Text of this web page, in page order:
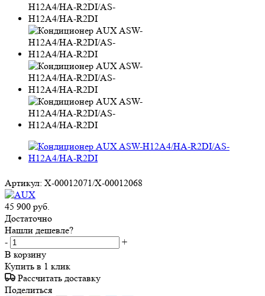
Артикул: X-00012071/X-00012068
45 900 руб.
Достаточно
Нашли дешевле?
-
+
В корзину
Купить в 1 клик
Рассчитать доставку
Поделиться